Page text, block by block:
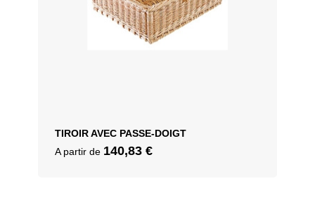
TIROIR AVEC PASSE-DOIGT
A partir de 140,83 €